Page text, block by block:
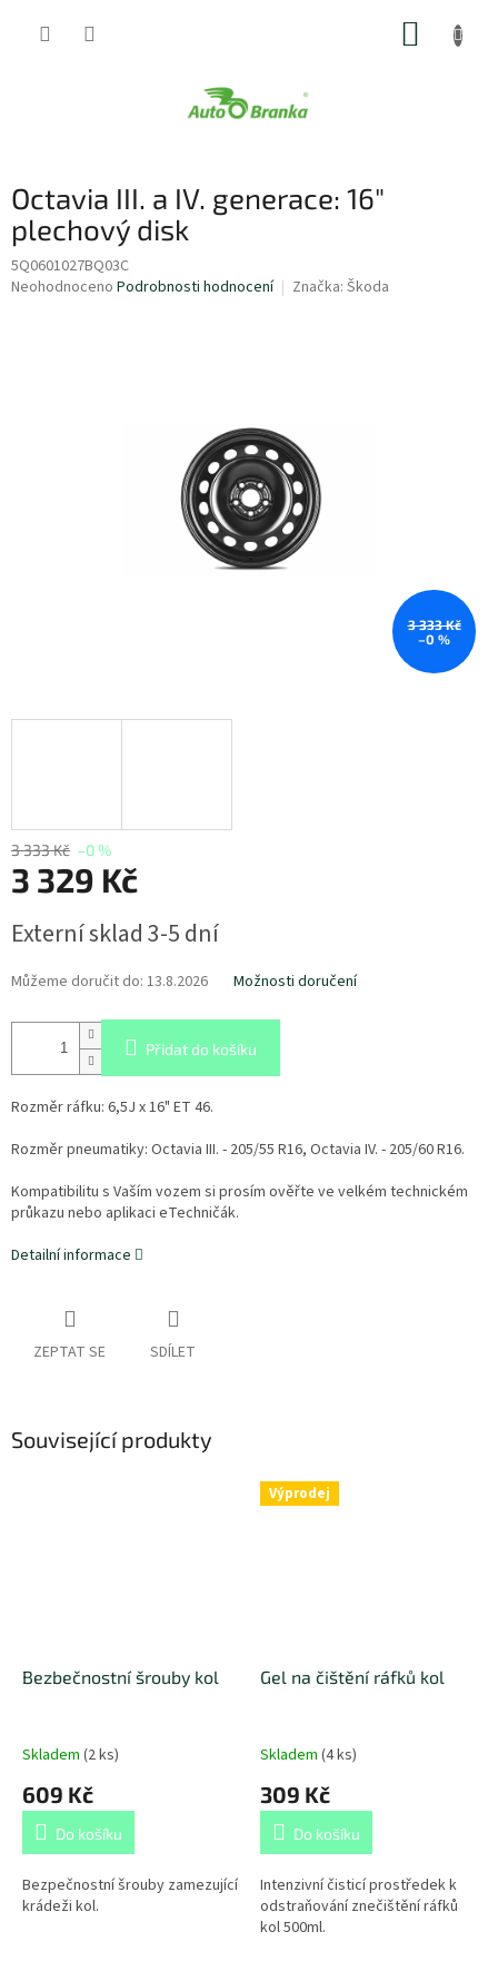
Octavia III. a IV. generace: 16"
plechový disk
5Q0601027BQ03C
Průměrné
Neohodnoceno Podrobnosti hodnocení Značka: Škoda
3 333 Kč
–0 %
3 333 Kč –0 %
3 329 Kč
cena:
Externí sklad 3-5 dní
Můžeme doručit do: 13.8.2026 Možnosti doručení
Přidat do košíku
Rozměr ráfku: 6,5J x 16" ET 46.
Rozměr pneumatiky: Octavia III. - 205/55 R16, Octavia IV. - 205/60 R16.
Kompatibilitu s Vaším vozem si prosím ověřte ve velkém technickém
průkazu nebo aplikaci eTechničák.
Detailní informace
ZEPTAT SE SDÍLET
Související produkty
Bezbečnostní šrouby kol
Skladem (2 ks)
609 Kč
Do košíku
Bezpečnostní šrouby zamezující
krádeži kol.
Výprodej
Gel na čištění ráfků kol
Skladem (4 ks)
309 Kč
Do košíku
Intenzivní čisticí prostředek k
odstraňování znečištění ráfků
kol 500ml.